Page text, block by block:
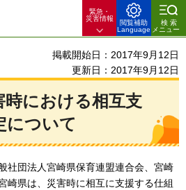
緊急・
災害情報
閲覧補助
Language
検索
メニュー
掲載開始日：2017年9月12日
更新日：2017年9月12日
時における相互支
について
社団法人宮崎県保育連盟連合会、宮崎
崎県は、災害時に相互に支援する仕組